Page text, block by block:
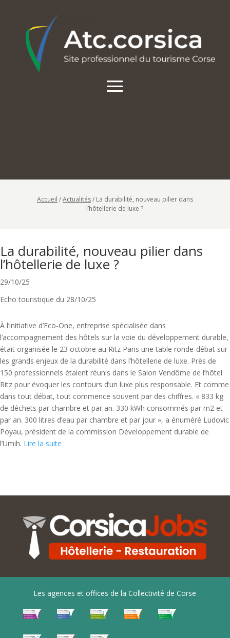
Accueil /Actualités/ La durabilité, nouveau pilier dans
l’hôtellerie de luxe ?
La durabilité, nouveau pilier dans
l’hôtellerie de luxe ?
29/10/25
Echo touristique du 28/10/25
À l’initiative d’Eco-One, entreprise spécialisée dans
l’accompagnement des hôtels sur la voie du développement durable,
était organisée le 23 octobre au Ritz Paris une table ronde-débat sur
les grands enjeux de la durabilité dans l’hôtellerie de luxe. Près de
150 professionnels étaient réunis dans le Salon Vendôme de l’hôtel
Ritz pour évoquer les contours d’un luxe plus responsable. Et comme
dans tout débat, tout commence souvent par des chiffres. « 833 kg
de déchets par chambre et par an. 330 kWh consommés par m2 et
par an. 300 litres d’eau par chambre et par jour », a énuméré Ludovic
Poyau, président de la commission Développement durable de
l’Umih. Lire la suite
Les agences et offices de la Collectivité de Corse